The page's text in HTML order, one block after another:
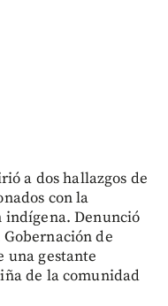
a dos hallazgos de
con la
indígena. Denunció
de
una gestante
de la comunidad